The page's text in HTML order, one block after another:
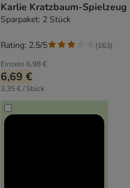
Karlie Kratzbaum-Spielzeug
Sparpaket: 2 Stück
Einzeln 6,98 €
6,69 €
3,35 € / Stück
Rating: 2.5/5 (163)